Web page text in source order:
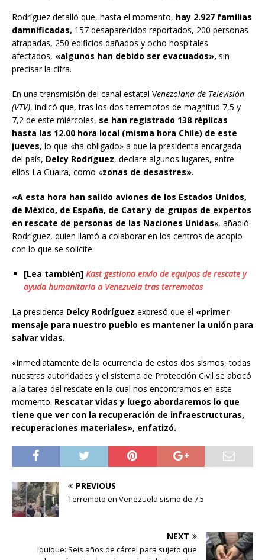
Rodríguez detalló que, hasta el momento, hay 2.927 familias
damnificadas, 157 desaparecidos reportados, 200 personas
atrapadas, 250 edificios dañados y ocho hospitales
afectados, «algunos han debido ser evacuados», sin
precisar la cifra.
En una transmisión del canal estatal Venezolana de Televisión
(VTV), indicó que, tras los dos terremotos de magnitud 7,5 y
7,2 de este miércoles, se han registrado 138 réplicas
hasta las 12.00 hora local (misma hora Chile) de este
jueves, lo que «ha obligado» a que la presidenta encargada
del país, Delcy Rodríguez, declare algunos lugares, entre
ellos La Guaira, como «zonas de desastres».
«A esta hora han salido aviones de los Estados Unidos,
de México, de España, de Catar y de grupos de expertos
en rescate de personas de las Naciones Unidas«, añadió
Rodríguez, quien llamó a colaborar en los centros de acopio
con lo que se solicite.
[Lea también] Kast gestiona envío de equipos de rescate y
ayuda humanitaria a Venezuela tras terremotos
La presidenta Delcy Rodríguez expresó que el «primer
mensaje para nuestro pueblo es mantener la unión para
salvar vidas.
«Inmediatamente de la ocurrencia de estos dos sismos, todas
nuestras autoridades y el sistema de Protección Civil se abocó
a la tarea del rescate en la cual nos encontramos en este
momento. Rescatar vidas y luego abordaremos lo que
tiene que ver con la recuperación de infraestructuras,
recuperaciones materiales», enfatizó.
PREVIOUS
Terremoto en Venezuela sismo de 7,5
NEXT
Iquique: Seis años de cárcel para sujeto que